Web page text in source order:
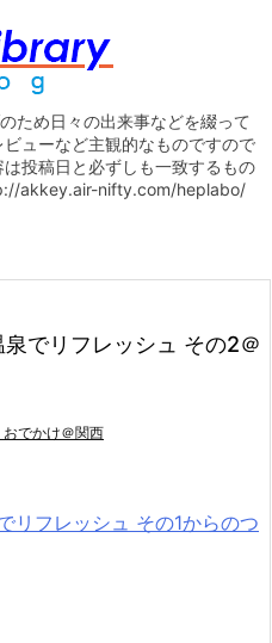
ため日々の出来事などを綴って
ューなど主観的なものですので
投稿日と必ずしも一致するもの
akkey.air-nifty.com/heplabo/
でリフレッシュ その2＠
でかけ＠関西
リフレッシュ その1からのつ